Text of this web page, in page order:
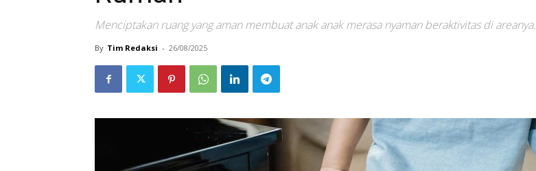
Menciptakan ruang yang aman membuat anak anak merasa nyaman beraktivitas di areanya.
By Tim Redaksi - 26/08/2025